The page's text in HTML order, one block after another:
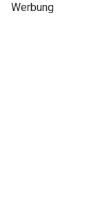
Werbung